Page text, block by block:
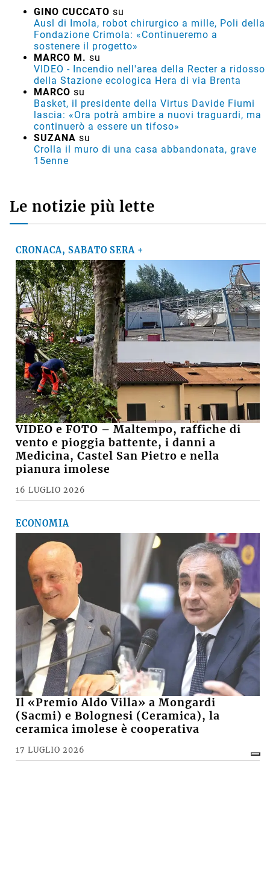
GINO CUCCATO su
Ausl di Imola, robot chirurgico a mille, Poli della
Fondazione Crimola: «Continueremo a
sostenere il progetto»
MARCO M. su
VIDEO - Incendio nell'area della Recter a ridosso
della Stazione ecologica Hera di via Brenta
MARCO su
Basket, il presidente della Virtus Davide Fiumi
lascia: «Ora potrà ambire a nuovi traguardi, ma
continuerò a essere un tifoso»
SUZANA su
Crolla il muro di una casa abbandonata, grave
15enne
Le notizie più lette
CRONACA, SABATO SERA +
VIDEO e FOTO – Maltempo, raffiche di
vento e pioggia battente, i danni a
Medicina, Castel San Pietro e nella
pianura imolese
16 LUGLIO 2026
ECONOMIA
Il «Premio Aldo Villa» a Mongardi
(Sacmi) e Bolognesi (Ceramica), la
ceramica imolese è cooperativa
17 LUGLIO 2026